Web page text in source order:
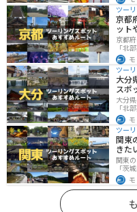
リン
に行
ツー
京都
ット
京都
「北
の4つ
に囲
楽し
く際
ツー
大分
スポ
大分
「北
蘇の
ツー
行く
ツー
関東
きた
関東
「茨
「東
然豊
楽し
リン